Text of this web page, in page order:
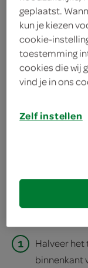
fonduepan
bereiden
deel op
deel op
1
Halveer
binnenkant
geplaatst.
kun je kiezen
cookie-
toestemming
cookies die wij
vind je in ons
Zelf instellen